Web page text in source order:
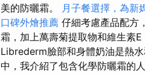
美的防曬霜。
月子餐選擇，為新
口碑外燴推薦 仔細考慮產品配方
霜，加上萬壽菊提取物和維生素
Librederm臉部和身體奶油是熱
中，我介紹了包含化學防曬霜的人